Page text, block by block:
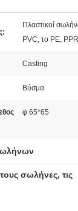
Πλαστικοί
PVC, το PE,
Casting
Βύσμα
φ 65*65
σωλήνες, τις